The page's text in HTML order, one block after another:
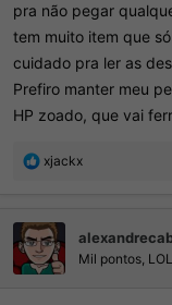
pra não pegar
tem muito item que
cuidado pra ler as
Prefiro manter meu
HP zoado, que vai
R
ç
õ
e
s
xjackx
Mil pontos,